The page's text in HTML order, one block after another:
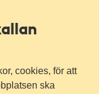
cookies, för att
ska